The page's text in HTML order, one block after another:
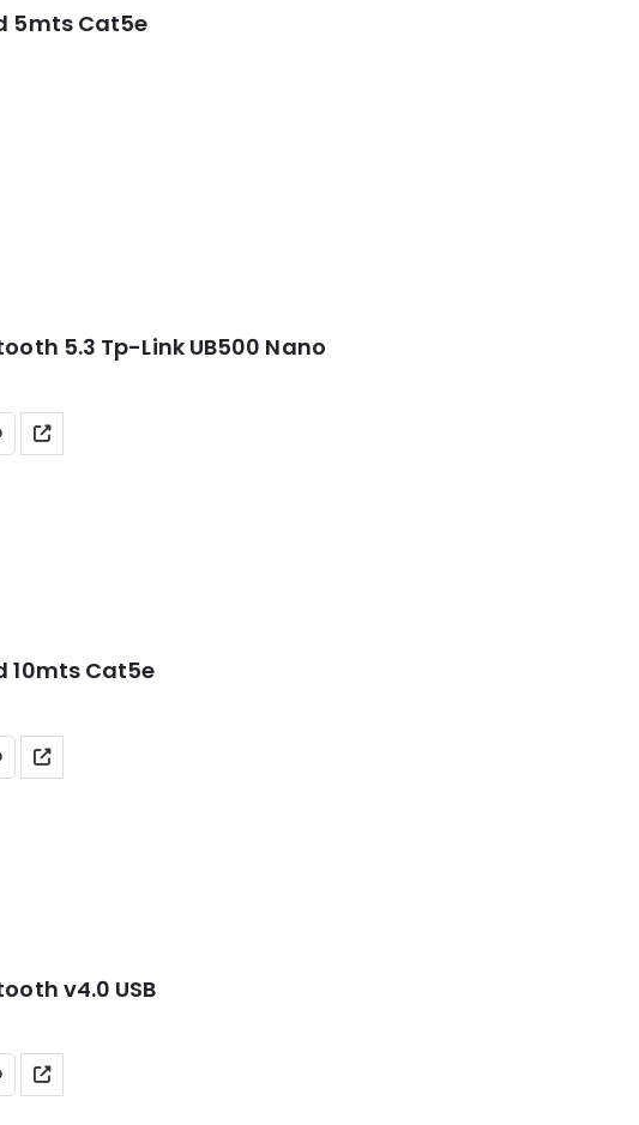
5mts Cat5e
5.3 Tp-Link UB500 Nano
10mts Cat5e
v4.0 USB